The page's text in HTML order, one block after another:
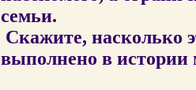
семьи.
Скажите, насколько
выполнено в